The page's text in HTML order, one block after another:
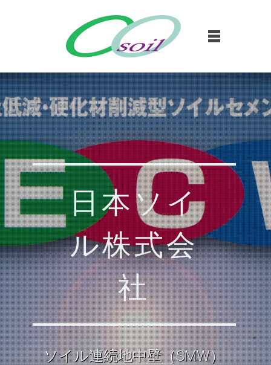
日本ソイ
ル株式会
社
ソイル連続地中壁（SMW）